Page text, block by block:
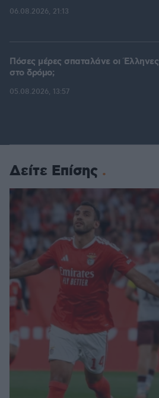
06.08.2026, 21:13
Πόσες μέρες σπαταλάνε οι Έλληνες
στο δρόμο;
05.08.2026, 13:57
Δείτε Επίσης